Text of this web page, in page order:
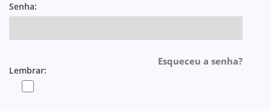
Senha:
Lembrar:
Esqueceu a senha?